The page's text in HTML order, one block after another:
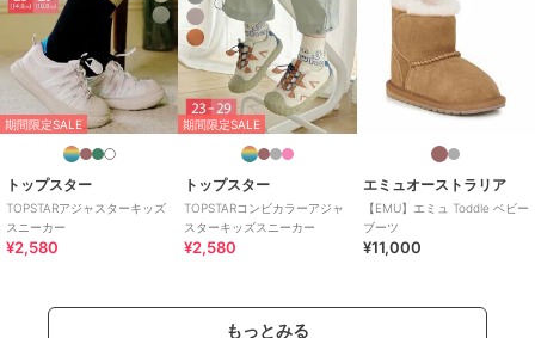
期間限定SALE
トップスター
TOPSTARアジャスターキッズ
スニーカー
¥2,580
期間限定SALE
トップスター
TOPSTARコンビカラーアジャ
スターキッズスニーカー
¥2,580
エミュオーストラリア
【EMU】エミュ Toddle ベビー
ブーツ
¥11,000
もっとみる